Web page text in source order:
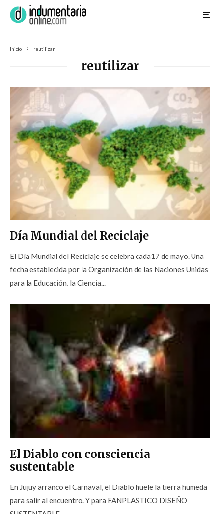
Inicio reutilizar
reutilizar
Día Mundial del Reciclaje
El Día Mundial del Reciclaje se celebra cada17 de mayo. Una
fecha establecida por la Organización de las Naciones Unidas
para la Educación, la Ciencia...
El Diablo con consciencia
sustentable
En Jujuy arrancó el Carnaval, el Diablo huele la tierra húmeda
para salir al encuentro. Y para FANPLASTICO DISEÑO